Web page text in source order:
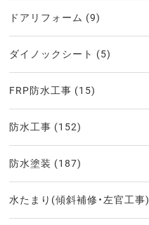
ドアリフォーム (9)
ダイノックシート (5)
FRP防水工事 (15)
防水工事 (152)
防水塗装 (187)
水たまり(傾斜補修・左官工事)